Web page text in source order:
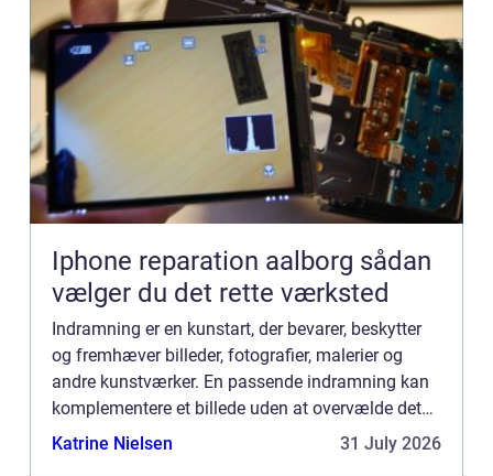
Iphone reparation aalborg sådan
vælger du det rette værksted
Indramning er en kunstart, der bevarer, beskytter
og fremhæver billeder, fotografier, malerier og
andre kunstværker. En passende indramning kan
komplementere et billede uden at overvælde det
og kan endog øge det samlede indtr...
Katrine Nielsen 31 July 2026